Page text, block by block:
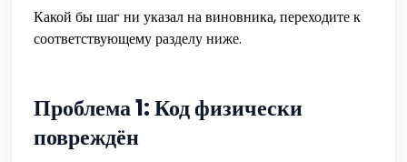
Какой бы шаг ни указал на виновника, переходите к
соответствующему разделу ниже.
Проблема 1: Код физически
повреждён